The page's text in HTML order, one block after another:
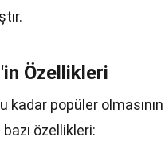
Özellikleri
kadar popüler
özellikleri: